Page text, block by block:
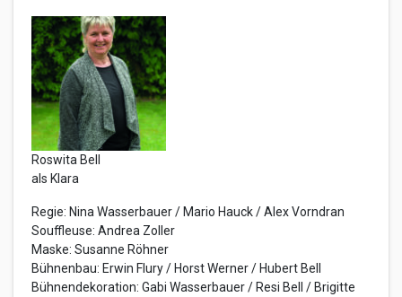
Roswita Bell
als Klara
Regie: Nina Wasserbauer / Mario Hauck / Alex Vorndran
Souffleuse: Andrea Zoller
Maske: Susanne Röhner
Bühnenbau: Erwin Flury / Horst Werner / Hubert Bell
Bühnendekoration: Gabi Wasserbauer / Resi Bell / Brigitte